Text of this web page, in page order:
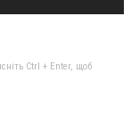
Ctrl + Enter, щоб